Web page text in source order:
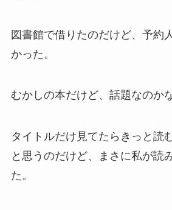
図書館で借りたのだけど、予約
かった。
むかしの本だけど、話題なのか
タイトルだけ見てたらきっと読
と思うのだけど、まさに私が読
た。